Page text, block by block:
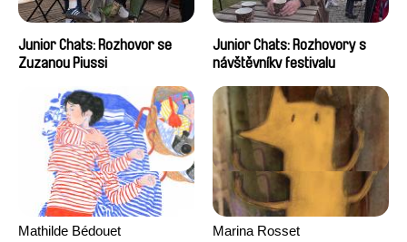
Junior Chats: Rozhovor se
Zuzanou Piussi
Junior Chats: Rozhovory s
návštěvníky festivalu
Mathilde Bédouet
Marina Rosset